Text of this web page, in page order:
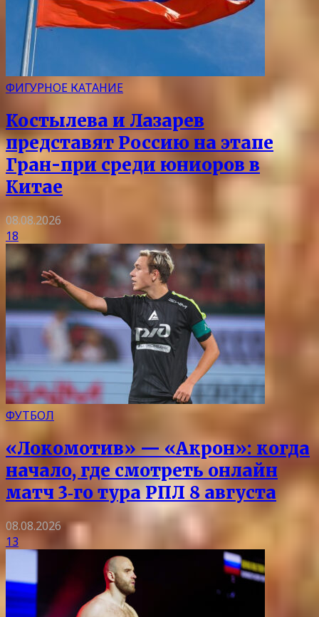
ФИГУРНОЕ КАТАНИЕ
Костылева и Лазарев
представят Россию на этапе
Гран-при среди юниоров в
Китае
08.08.2026
18
ФУТБОЛ
«Локомотив» — «Акрон»: когда
начало, где смотреть онлайн
матч 3‑го тура РПЛ 8 августа
08.08.2026
13